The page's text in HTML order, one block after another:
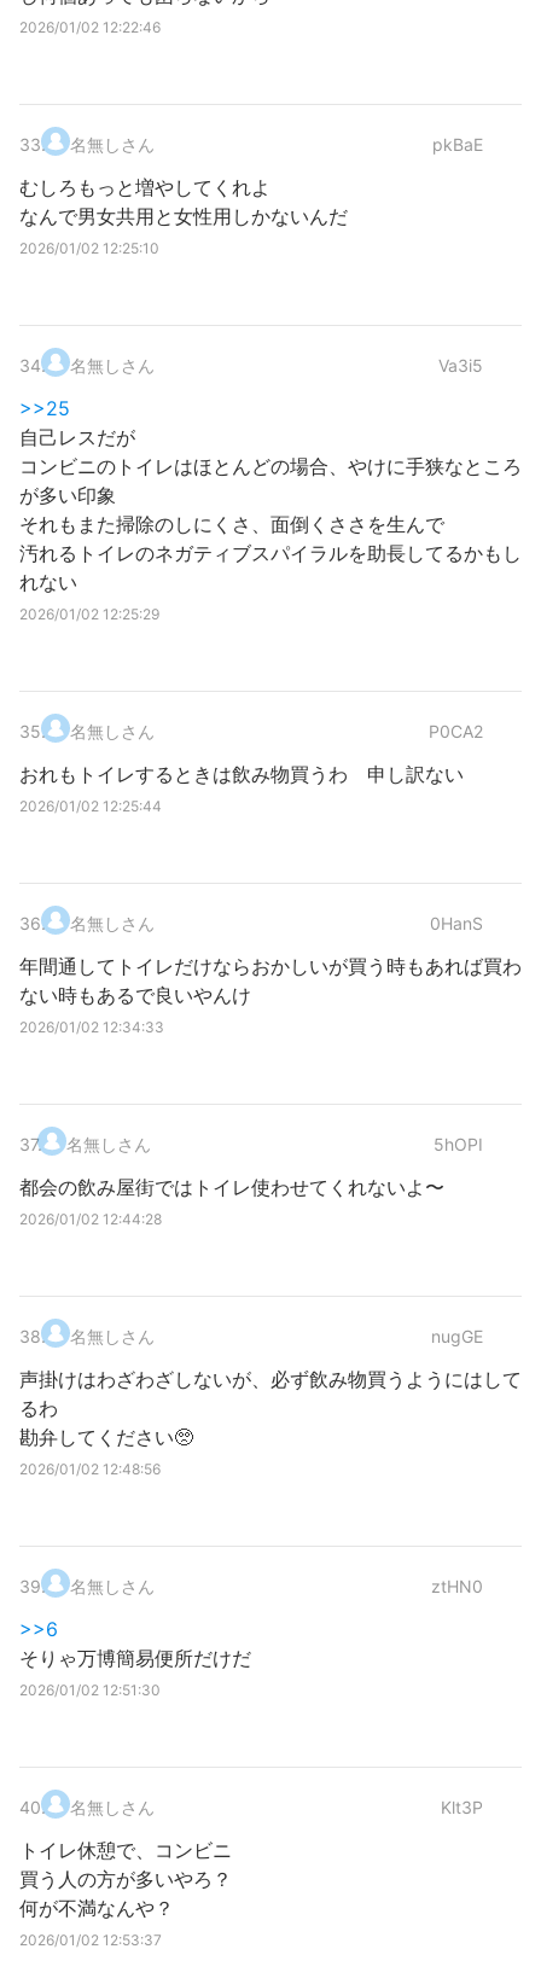
2026/01/02 12:22:46
33. 名無しさん pkBaE
むしろもっと増やしてくれよ
なんで男女共用と女性用しかないんだ
2026/01/02 12:25:10
34. 名無しさん Va3i5
>>25
自己レスだが
コンビニのトイレはほとんどの場合、やけに手狭なところ
が多い印象
それもまた掃除のしにくさ、面倒くささを生んで
汚れるトイレのネガティブスパイラルを助長してるかもし
れない
2026/01/02 12:25:29
35. 名無しさん P0CA2
おれもトイレするときは飲み物買うわ 申し訳ない
2026/01/02 12:25:44
36. 名無しさん 0HanS
年間通してトイレだけならおかしいが買う時もあれば買わ
ない時もあるで良いやんけ
2026/01/02 12:34:33
37. 名無しさん 5hOPI
都会の飲み屋街ではトイレ使わせてくれないよ〜
2026/01/02 12:44:28
38. 名無しさん nugGE
声掛けはわざわざしないが、必ず飲み物買うようにはして
るわ
勘弁してください🥺
2026/01/02 12:48:56
39. 名無しさん ztHN0
>>6
そりゃ万博簡易便所だけだ
2026/01/02 12:51:30
40. 名無しさん Klt3P
トイレ休憩で、コンビニ
買う人の方が多いやろ？
何が不満なんや？
2026/01/02 12:53:37